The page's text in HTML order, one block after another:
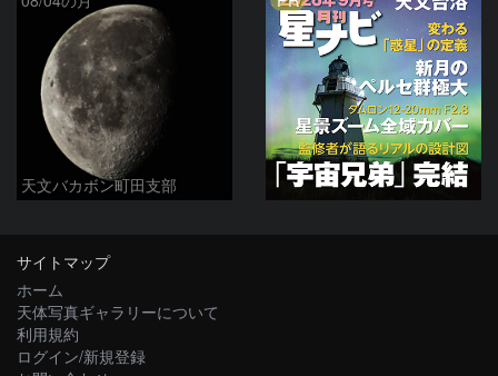
天文バカボン町田支部
サイトマップ
ホーム
天体写真ギャラリーについて
利用規約
ログイン/新規登録